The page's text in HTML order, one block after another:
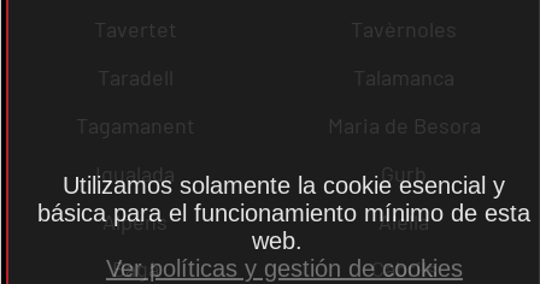
Tavertet
Tavèrnoles
Taradell
Talamanca
Tagamanent
Maria de Besora
Igualada
Gurb
Alpens
Alella
Bagà
Cabrils
Utilizamos solamente la cookie esencial y
básica para el funcionamiento mínimo de esta
web.
Ver políticas y gestión de cookies